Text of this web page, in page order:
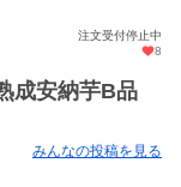
注文受付停止中
8
成安納芋B品
みんなの投稿を見る